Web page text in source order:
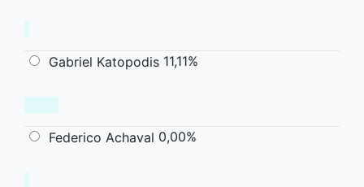
Gabriel Katopodis 11,11%
Federico Achaval 0,00%